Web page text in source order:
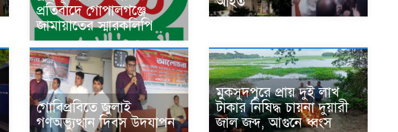
প্রতিবাদে গোপালগঞ্জে
জামায়াতের স্মারকলিপি
গোবিপ্রবিতে জুলাই
গণঅভ্যুত্থান দিবস উদযাপন
মুকসুদপুরে প্রায় দুই লাখ
টাকার নিষিদ্ধ চায়না দুয়ারী
জাল জব্দ, আগুনে ধ্বংস